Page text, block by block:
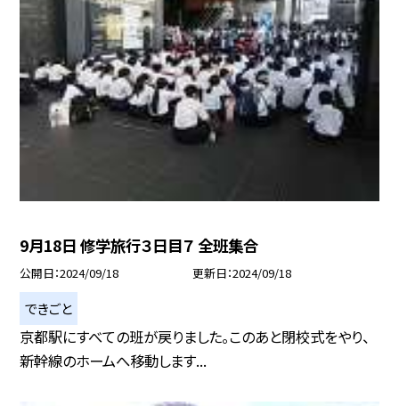
9月18日 修学旅行３日目７ 全班集合
公開日 2024/09/18 更新日 2024/09/18
できごと
京都駅にすべての班が戻りました。このあと閉校式をやり、
新幹線のホームへ移動します...